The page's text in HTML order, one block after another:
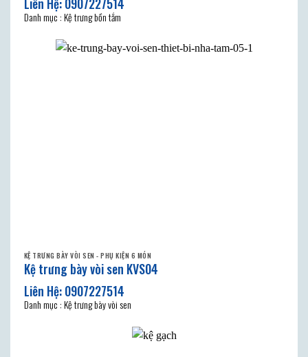
Danh mục : Kệ trưng bồn tắm
KỆ TRƯNG BÀY VÒI SEN - PHỤ KIỆN 6 MÓN
Kệ trưng bày vòi sen KVS04
Danh mục : Kệ trưng bày vòi sen